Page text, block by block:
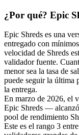
¿Por qué? Epic
Epic Shreds es una
entregado con
velocidad de Shreds
validador fuente.
menor sea la tasa de
puede seguir la última
la entrega.
En marzo de 2026, el
Epic Shreds —
pool de rendimiento
Este es el rango 3